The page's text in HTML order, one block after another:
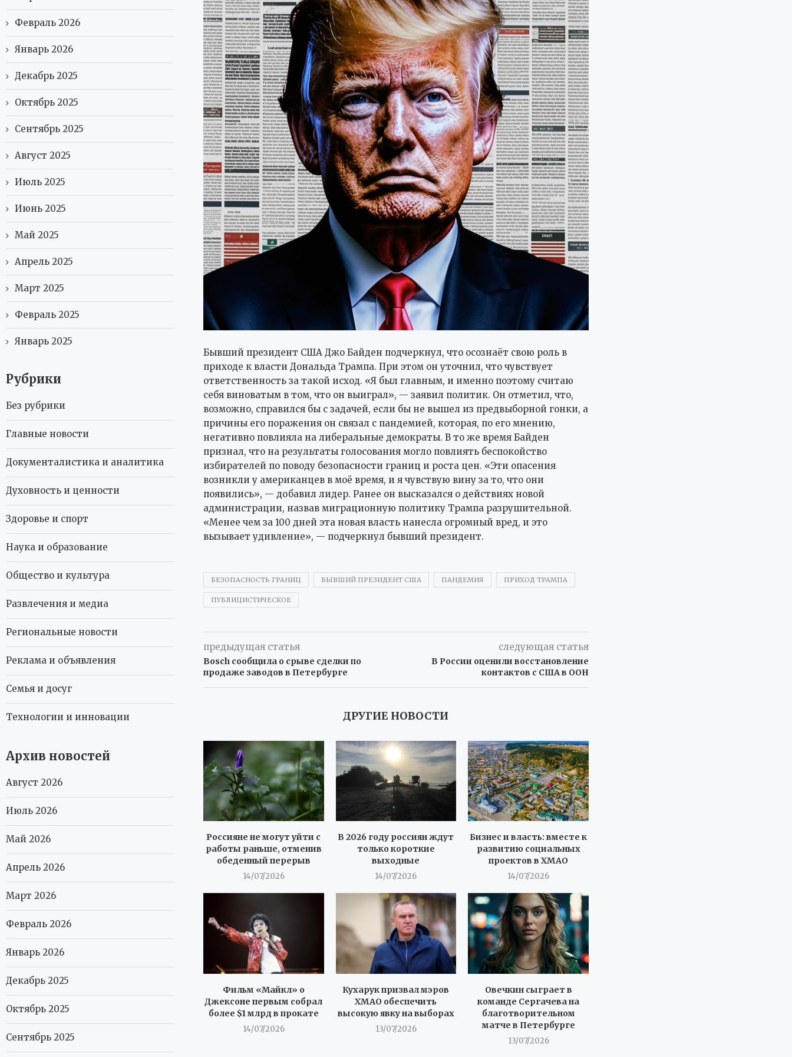
Бывший президент США Джо Байден подчеркнул, что осознаёт свою роль в
приходе к власти Дональда Трампа. При этом он уточнил, что чувствует
ответственность за такой исход. «Я был главным, и именно поэтому считаю
себя виноватым в том, что он выиграл», — заявил политик. Он отметил, что,
возможно, справился бы с задачей, если бы не вышел из предвыборной гонки, а
причины его поражения он связал с пандемией, которая, по его мнению,
негативно повлияла на либеральные демократы. В то же время Байден
признал, что на результаты голосования могло повлиять беспокойство
избирателей по поводу безопасности границ и роста цен. «Эти опасения
возникли у американцев в моё время, и я чувствую вину за то, что они
появились», — добавил лидер. Ранее он высказался о действиях новой
администрации, назвав миграционную политику Трампа разрушительной.
«Менее чем за 100 дней эта новая власть нанесла огромный вред, и это
вызывает удивление», — подчеркнул бывший президент.
БЕЗОПАСНОСТЬ ГРАНИЦ БЫВШИЙ ПРЕЗИДЕНТ США ПАНДЕМИЯ ПРИХОД ТРАМПА
ПУБЛИЦИСТИЧЕСКОЕ
предыдущая статья
Bosch сообщила о срыве сделки по
продаже заводов в Петербурге
следующая статья
В России оценили восстановление
контактов с США в ООН
ДРУГИЕ НОВОСТИ
Россияне не могут уйти с
работы раньше, отменив
обеденный перерыв
14/07/2026
В 2026 году россиян ждут
только короткие
выходные
14/07/2026
Бизнес и власть: вместе к
развитию социальных
проектов в ХМАО
14/07/2026
Фильм «Майкл» о
Джексоне первым собрал
более $1 млрд в прокате
14/07/2026
Кухарук призвал мэров
ХМАО обеспечить
высокую явку на выборах
13/07/2026
Овечкин сыграет в
команде Сергачева на
благотворительном
матче в Петербурге
13/07/2026
Февраль 2026
Январь 2026
Декабрь 2025
Октябрь 2025
Сентябрь 2025
Август 2025
Июль 2025
Июнь 2025
Май 2025
Апрель 2025
Март 2025
Февраль 2025
Январь 2025
Рубрики
Без рубрики
Главные новости
Документалистика и аналитика
Духовность и ценности
Здоровье и спорт
Наука и образование
Общество и культура
Развлечения и медиа
Региональные новости
Реклама и объявления
Семья и досуг
Технологии и инновации
Архив новостей
Август 2026
Июль 2026
Май 2026
Апрель 2026
Март 2026
Февраль 2026
Январь 2026
Декабрь 2025
Октябрь 2025
Сентябрь 2025